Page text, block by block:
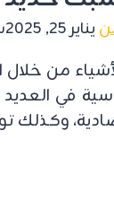
يناير 25, 2025
من
في
وكذلك